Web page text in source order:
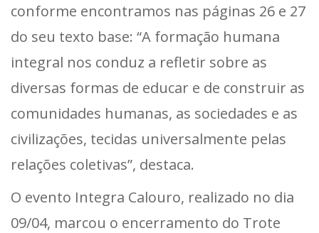
conforme encontramos nas páginas 26 e 27
do seu texto base: “A formação humana
integral nos conduz a refletir sobre as
diversas formas de educar e de construir as
comunidades humanas, as sociedades e as
civilizações, tecidas universalmente pelas
relações coletivas”, destaca.
O evento Integra Calouro, realizado no dia
09/04, marcou o encerramento do Trote